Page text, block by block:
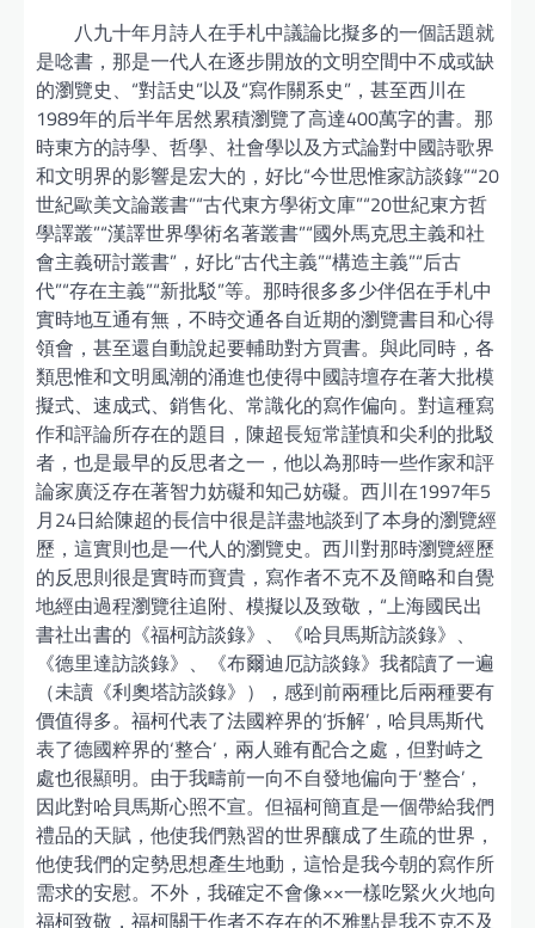
八九十年月詩人在手札中議論比擬多的一個話題就
是唸書，那是一代人在逐步開放的文明空間中不成或缺
的瀏覽史、“對話史”以及“寫作關系史”，甚至西川在
1989年的后半年居然累積瀏覽了高達400萬字的書。那
時東方的詩學、哲學、社會學以及方式論對中國詩歌界
和文明界的影響是宏大的，好比“今世思惟家訪談錄”“20
世紀歐美文論叢書”“古代東方學術文庫”“20世紀東方哲
學譯叢”“漢譯世界學術名著叢書”“國外馬克思主義和社
會主義研討叢書”，好比“古代主義”“構造主義”“后古
代”“存在主義”“新批駁”等。那時很多多少伴侶在手札中
實時地互通有無，不時交通各自近期的瀏覽書目和心得
領會，甚至還自動說起要輔助對方買書。與此同時，各
類思惟和文明風潮的涌進也使得中國詩壇存在著大批模
擬式、速成式、銷售化、常識化的寫作偏向。對這種寫
作和評論所存在的題目，陳超長短常謹慎和尖利的批駁
者，也是最早的反思者之一，他以為那時一些作家和評
論家廣泛存在著智力妨礙和知己妨礙。西川在1997年5
月24日給陳超的長信中很是詳盡地談到了本身的瀏覽經
歷，這實則也是一代人的瀏覽史。西川對那時瀏覽經歷
的反思則很是實時而寶貴，寫作者不克不及簡略和自覺
地經由過程瀏覽往追附、模擬以及致敬，“上海國民出
書社出書的《福柯訪談錄》、《哈貝馬斯訪談錄》、
《德里達訪談錄》、《布爾迪厄訪談錄》我都讀了一遍
（未讀《利奧塔訪談錄》），感到前兩種比后兩種要有
價值得多。福柯代表了法國粹界的‘拆解’，哈貝馬斯代
表了德國粹界的‘整合’，兩人雖有配合之處，但對峙之
處也很顯明。由于我疇前一向不自發地偏向于‘整合’，
因此對哈貝馬斯心照不宣。但福柯簡直是一個帶給我們
禮品的天賦，他使我們熟習的世界釀成了生疏的世界，
他使我們的定勢思想產生地動，這恰是我今朝的寫作所
需求的安慰。不外，我確定不會像××一樣吃緊火火地向
福柯致敬，福柯關于作者不存在的不雅點是我不克不及